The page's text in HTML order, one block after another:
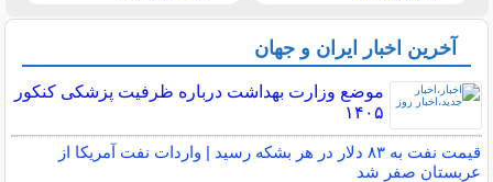
آخرین اخبار ایران و جهان
موضع وزارت بهداشت درباره ظرفیت پزشکی کنکور
۱۴۰۵
قیمت نفت به ۸۳ دلار در هر بشکه رسید | واردات نفت آمریکا از
عربستان صفر شد